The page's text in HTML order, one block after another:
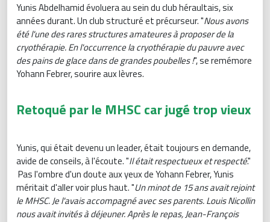
Yunis Abdelhamid évoluera au sein du club héraultais, six
années durant. Un club structuré et précurseur. "Nous avons
été l'une des rares structures amateures à proposer de la
cryothérapie. En l'occurrence la cryothérapie du pauvre avec
des pains de glace dans de grandes poubelles !", se remémore
Yohann Febrer, sourire aux lèvres.
Retoqué par le MHSC car jugé trop vieux
Yunis, qui était devenu un leader, était toujours en demande,
avide de conseils, à l'écoute. "Il était respectueux et respecté."
Pas l'ombre d'un doute aux yeux de Yohann Febrer, Yunis
méritait d'aller voir plus haut. "Un minot de 15 ans avait rejoint
le MHSC. Je l'avais accompagné avec ses parents. Louis Nicollin
nous avait invités à déjeuner. Après le repas, Jean-François